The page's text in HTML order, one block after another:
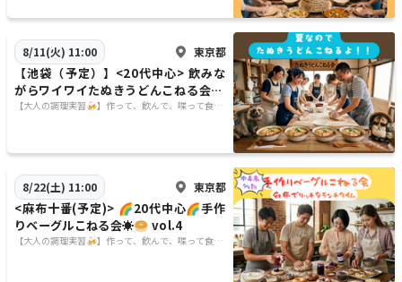
8/11(火) 11:00 東京都
【池袋（予定）】<20代中心> 飲みな
がらワイワイたぬきうどんこねる会🌈
vol.9
【大人の調理実習🍻】作って、飲んで、喋って食べ
8/22(土) 11:00 東京都
<麻布十番(予定)> 🌈20代中心🌈手作
りベーグルこねる会☀️🥯 vol.4
【大人の調理実習🍻】作って、飲んで、喋って食べ